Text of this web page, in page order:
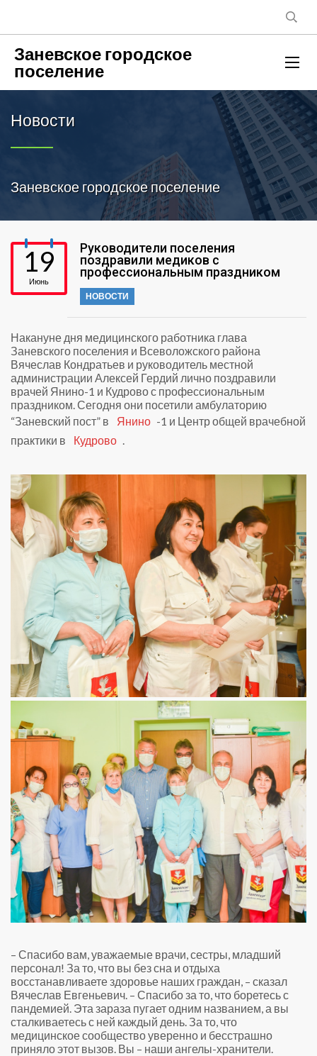
Заневское городское
поселение
Новости
Заневское городское поселение
19
Июнь
Руководители поселения
поздравили медиков с
профессиональным праздником
НОВОСТИ
Накануне дня медицинского работника глава
Заневского поселения и Всеволожского района
Вячеслав Кондратьев и руководитель местной
администрации Алексей Гердий лично поздравили
врачей Янино-1 и Кудрово с профессиональным
праздником. Сегодня они посетили амбулаторию
“Заневский пост” в
Янино -1 и Центр общей врачебной
практики в
Кудрово .
– Спасибо вам, уважаемые врачи, сестры, младший
персонал! За то, что вы без сна и отдыха
восстанавливаете здоровье наших граждан, – сказал
Вячеслав Евгеньевич. – Спасибо за то, что боретесь с
пандемией. Эта зараза пугает одним названием, а вы
сталкиваетесь с ней каждый день. За то, что
медицинское сообщество уверенно и бесстрашно
приняло этот вызов. Вы – наши ангелы-хранители.